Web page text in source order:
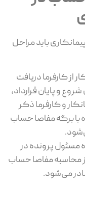
باید مراحل
از کارفرما دریافت
و پایان قرارداد،
و کارفرما ذکر
با برگه مفاصا حساب
مسئول پرونده در
محاسبه مفاصا حساب
می‌شود.